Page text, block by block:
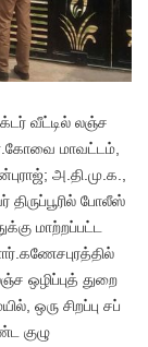
வீட்டில் லஞ்ச
மாவட்டம்,
அ.தி.மு.க.,
போலீஸ்
மாற்றப்பட்ட
ஒழிப்புத் துறை
ஒரு சிறப்பு சப்
குழு